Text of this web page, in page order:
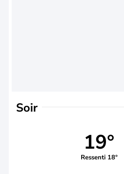
Soir
19°
Ressenti 18°